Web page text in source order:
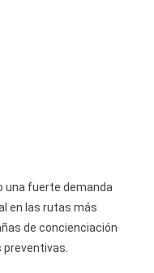
una fuerte demanda
en las rutas más
de concienciación